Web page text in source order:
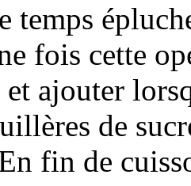
temps
fois cette
et ajouter
de
fin de